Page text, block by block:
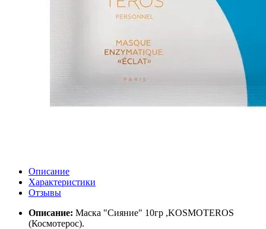
Описание
Характеристики
Отзывы
Описание: Маска "Сияние" 10гр ,KOSMOTEROS
(Космотерос).